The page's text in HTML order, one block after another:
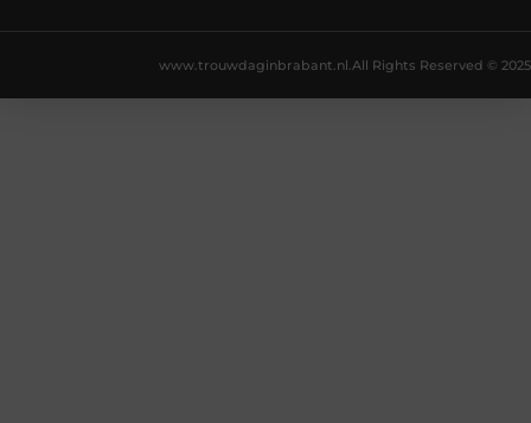
All Rights Reserved © 2025
www.trouwdaginbrabant.nl.